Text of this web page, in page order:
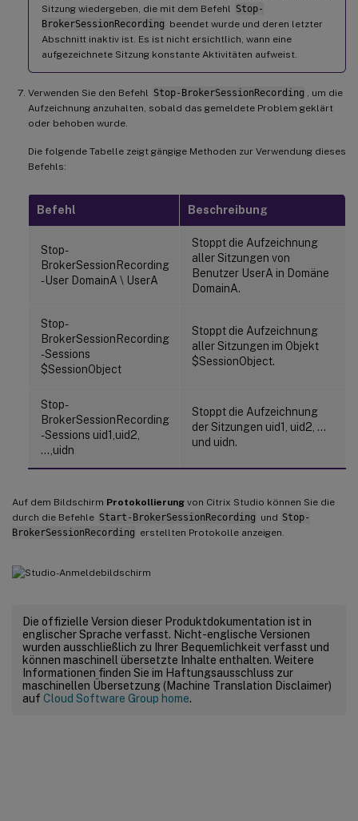
Sitzung wiedergeben, die mit dem Befehl
Stop-
BrokerSessionRecording beendet wurde und deren letzter
Abschnitt inaktiv ist. Es ist nicht ersichtlich, wann eine
aufgezeichnete Sitzung konstante Aktivitäten aufweist.
Verwenden Sie den Befehl Stop-BrokerSessionRecording
, um die
Aufzeichnung anzuhalten, sobald das gemeldete Problem geklärt
oder behoben wurde.
Die folgende Tabelle zeigt gängige Methoden zur Verwendung dieses
Befehls:
Befehl Beschreibung
Stop-
BrokerSessionRecording
-User DomainA \ UserA
Stoppt die Aufzeichnung
aller Sitzungen von
Benutzer UserA in Domäne
DomainA.
Stop-
BrokerSessionRecording
-Sessions
$SessionObject
Stoppt die Aufzeichnung
aller Sitzungen im Objekt
$SessionObject.
Stop-
BrokerSessionRecording
-Sessions uid1,uid2,
…,uidn
Stoppt die Aufzeichnung
der Sitzungen uid1, uid2, …
und uidn.
Auf dem Bildschirm Protokollierung von Citrix Studio können Sie die
durch die Befehle Start-BrokerSessionRecording und Stop-
BrokerSessionRecording erstellten Protokolle anzeigen.
Die offizielle Version dieser Produktdokumentation ist in
englischer Sprache verfasst. Nicht-englische Versionen
wurden ausschließlich zu Ihrer Bequemlichkeit verfasst und
können maschinell übersetzte Inhalte enthalten. Weitere
Informationen finden Sie im Haftungsausschluss zur
maschinellen Übersetzung (Machine Translation Disclaimer)
auf Cloud Software Group home.